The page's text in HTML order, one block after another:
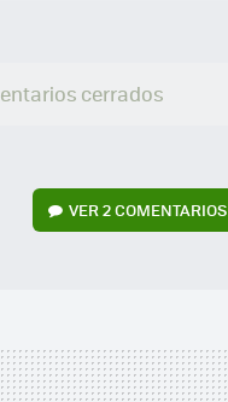
cerrados
VER2 COMENTARIOS